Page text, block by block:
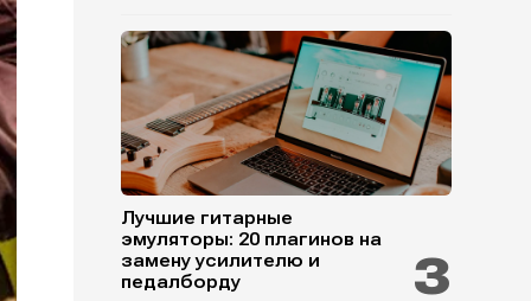
Лучшие гитарные
эмуляторы: 20 плагинов на
замену усилителю и
педалборду